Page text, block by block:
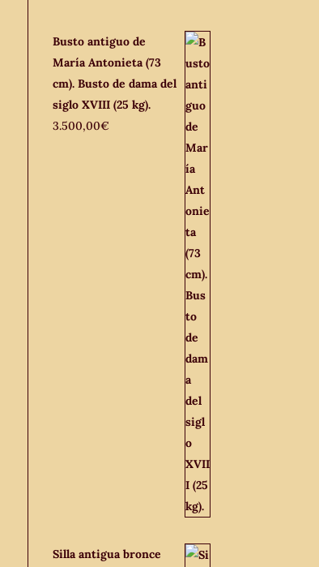
Busto antiguo de
María Antonieta (73
cm). Busto de dama del
siglo XVIII (25 kg).
3.500,00€
Silla antigua bronce